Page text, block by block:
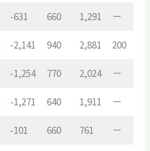
-631 660 1,291 －
-2,141 940 2,881 200
-1,254 770 2,024 －
-1,271 640 1,911 －
-101 660 761 －